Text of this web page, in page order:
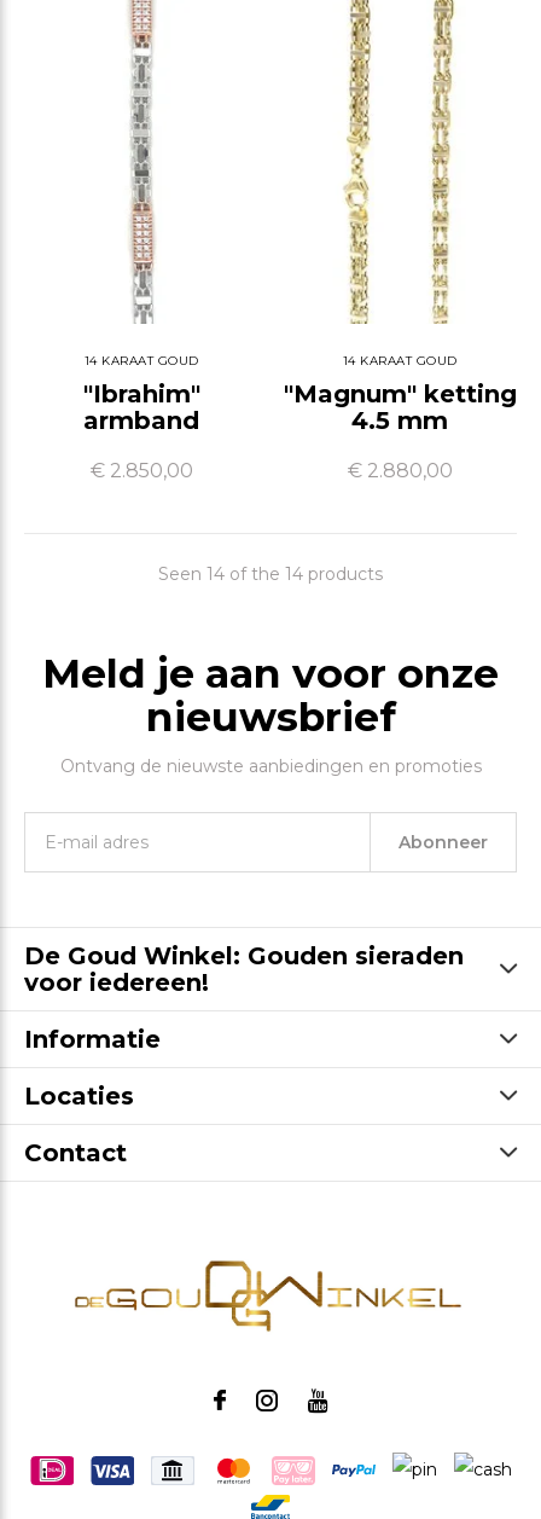
14 KARAAT GOUD
"Ibrahim"
armband
€ 2.850,00
14 KARAAT GOUD
"Magnum" ketting
4.5 mm
€ 2.880,00
Seen 14 of the 14 products
Meld je aan voor onze
nieuwsbrief
Ontvang de nieuwste aanbiedingen en promoties
Abonneer
De Goud Winkel: Gouden sieraden
voor iedereen!
Informatie
Locaties
Contact